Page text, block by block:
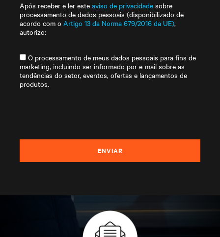
Após receber e ler este aviso de privacidade sobre
processamento de dados pessoais (disponibilizado de
acordo com o Artigo 13 da Norma 679/2016 da UE),
autorizo:
O processamento de meus dados pessoais para fins de
marketing, incluindo ser informado por e-mail sobre as
tendências do setor, eventos, ofertas e lançamentos de
produtos.
ENVIAR